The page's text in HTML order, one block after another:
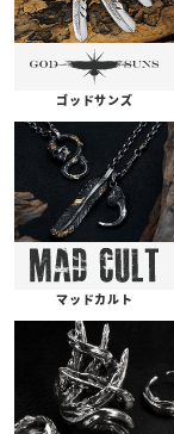
ゴッドサンズ
マッドカルト